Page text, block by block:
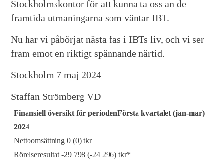
Stockholmskontor för att kunna ta oss an de
framtida utmaningarna som väntar IBT.
Nu har vi påbörjat nästa fas i IBTs liv, och vi ser
fram emot en riktigt spännande närtid.
Stockholm 7 maj 2024
Staffan Strömberg VD
Finansiell översikt för periodenFörsta kvartalet (jan-mar)
2024
Nettoomsättning 0 (0) tkr
Rörelseresultat -29 798 (-24 296) tkr*